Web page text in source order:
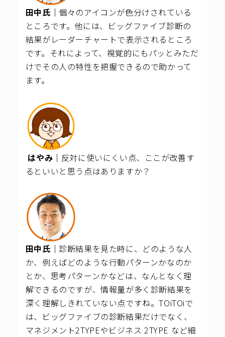
田中氏｜個々のアイコンが色分けされている
ところです。他には、ビッグファイブ診断の
結果がレーダーチャートで表示されるところ
です。それによって、視覚的にもパッとみただ
けでその人の特性を把握できるので助かって
ます。
はやみ｜ 反対に使いにくい点、ここが改善す
るといいと思う点はありますか？
田中氏｜ 診断結果を見た時に、どのような人
か、例えばどのような行動パターンかなのか
とか、思考パターンかなどは、なんとなく理
解できるのですが、情報量が多く診断結果を
深く理解しきれていない点ですね。TOiTOiで
は、ビッグファイブの診断結果だけでなく、
マネジメント2TYPEやビジネス 2TYPE など細